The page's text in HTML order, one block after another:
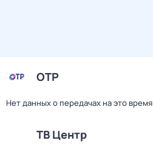
ОТР
Нет данных о передачах на это время
ТВ Центр